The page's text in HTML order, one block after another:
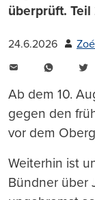
überprüft. Teil
24.6.2026
Ab dem 10.
gegen den
vor dem
Weiterhin ist
Bündner über